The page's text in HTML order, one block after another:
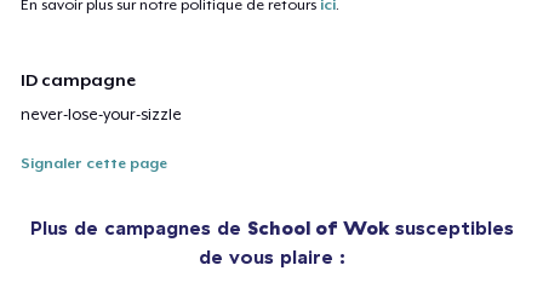
En savoir plus sur notre politique de retours ici.
ID campagne
never-lose-your-sizzle
Signaler cette page
Plus de campagnes de School of Woksusceptibles
de vous plaire :